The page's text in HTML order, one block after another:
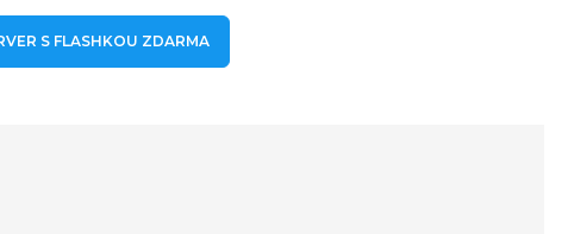
S FLASHKOU ZDARMA